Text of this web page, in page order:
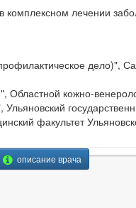
лечении
дело)",
кожно-
факультет
описание врача